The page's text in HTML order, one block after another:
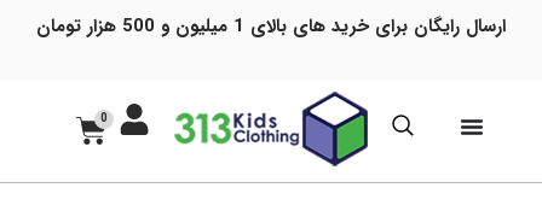
ارسال رایگان برای خرید های بالای 1 میلیون و 500 هزار تومان
0